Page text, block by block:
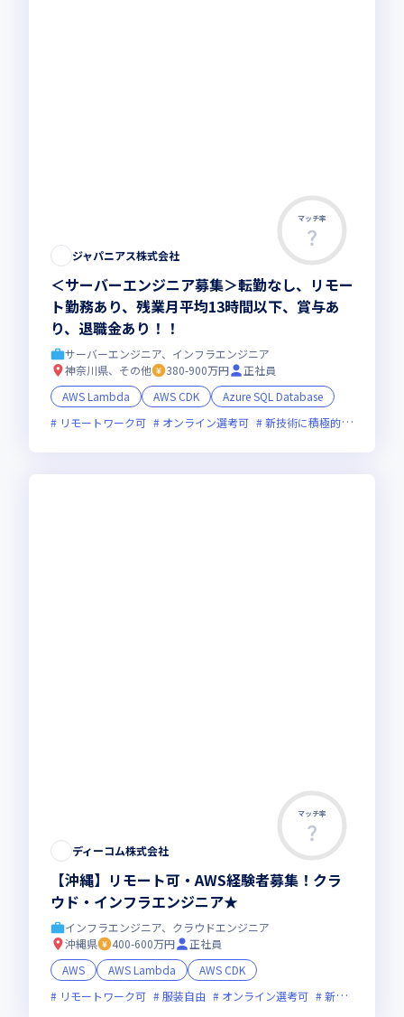
マッチ率
ジャパニアス株式会社
＜サーバーエンジニア募集＞転勤なし、リモー
ト勤務あり、残業月平均13時間以下、賞与あ
り、退職金あり！！
サーバーエンジニア、インフラエンジニア
神奈川県、その他
380-900万円
正社員
AWS Lambda
AWS CDK
Azure SQL Database
リモートワーク可
オンライン選考可 新技術に積極的
マッチ率
ディーコム株式会社
【沖縄】リモート可・AWS経験者募集！クラ
ウド・インフラエンジニア★
インフラエンジニア、クラウドエンジニア
沖縄県
400-600万円
正社員
AWS
AWS Lambda
AWS CDK
リモートワーク可
服装自由 オンライン選考可 新技術に積極的